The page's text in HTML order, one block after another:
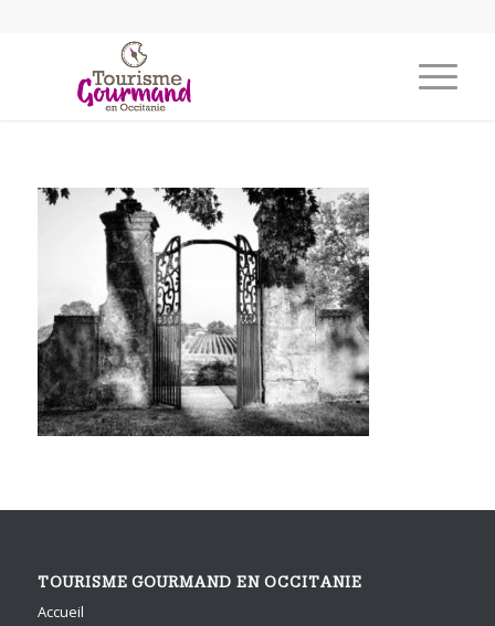
TOURISME GOURMAND EN OCCITANIE
Accueil